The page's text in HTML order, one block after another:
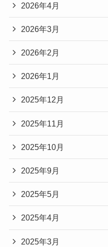
2026年4月
2026年3月
2026年2月
2026年1月
2025年12月
2025年11月
2025年10月
2025年9月
2025年5月
2025年4月
2025年3月